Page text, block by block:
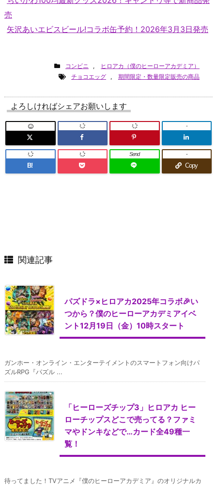
売
矢沢あいエビスビール!コラボ缶予約！2026年3月3日発売
コンビニ ,
ヒロアカ（僕のヒーローアカデミア）
チョコエッグ
, 期間限定・数量限定販売の商品
よろしければシェアお願いします
-
B!
Send
Copy
-
関連記事
パズドラ×ヒロアカ2025年コラボ🎉い
つから？僕のヒーローアカデミアイベ
ント12月19日（金）10時スタート
ガンホー・オンライン・エンターテイメントのスマートフォン向けパ
ズルRPG『パズル ...
「ヒーローズチップ3」ヒロアカ ヒー
ローチップスどこで売ってる？ファミ
マやドンキなどで…カード全49種一
覧！
待ってました！TVアニメ『僕のヒーローアカデミア』のオリジナルカ